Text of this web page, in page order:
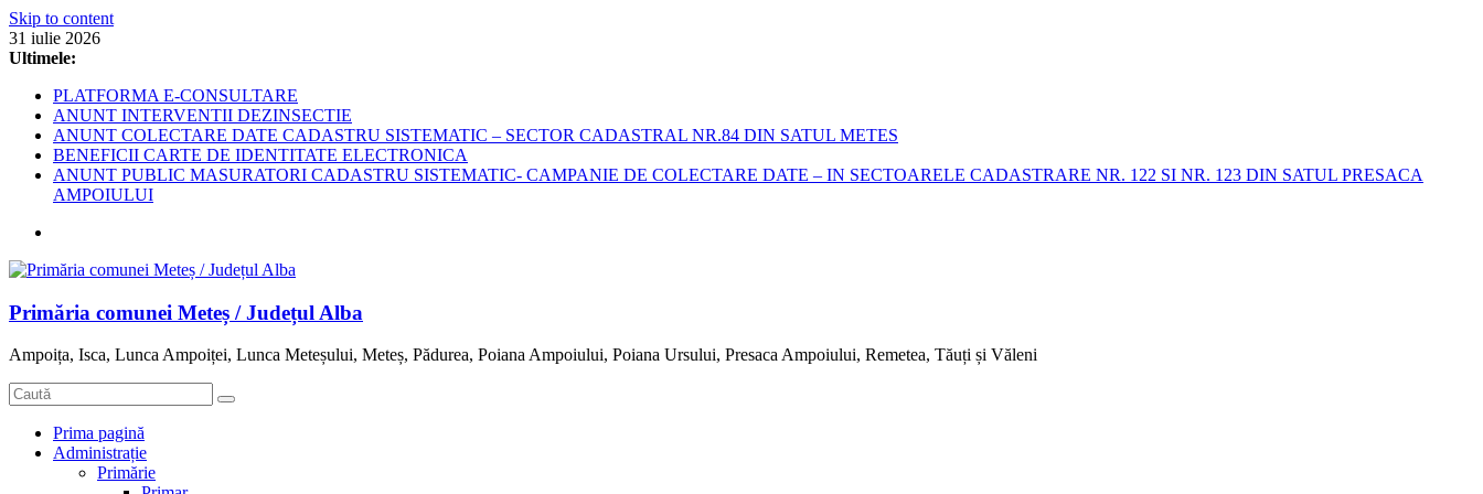
Skip to content
31 iulie 2026
Ultimele:
PLATFORMA E-CONSULTARE
ANUNT INTERVENTII DEZINSECTIE
ANUNT COLECTARE DATE CADASTRU SISTEMATIC – SECTOR CADASTRAL NR.84 DIN SATUL METES
BENEFICII CARTE DE IDENTITATE ELECTRONICA
ANUNT PUBLIC MASURATORI CADASTRU SISTEMATIC- CAMPANIE DE COLECTARE DATE – IN SECTOARELE CADASTRARE NR. 122 SI NR. 123 DIN SATUL PRESACA
AMPOIULUI
Primăria comunei Meteș / Județul Alba
Ampoița, Isca, Lunca Ampoiței, Lunca Meteșului, Meteș, Pădurea, Poiana Ampoiului, Poiana Ursului, Presaca Ampoiului, Remetea, Tăuți și Văleni
Prima pagină
Administrație
Primărie